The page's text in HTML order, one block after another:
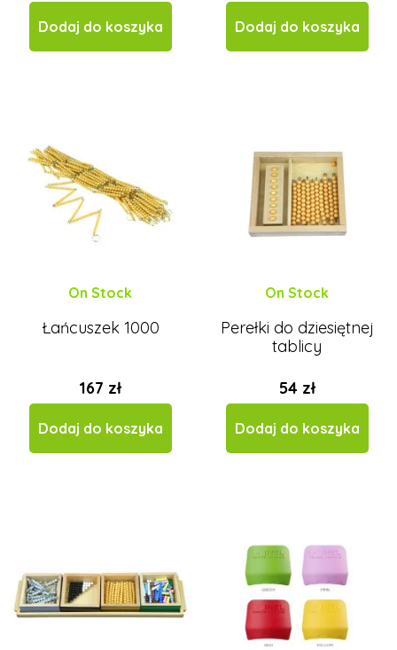
Dodaj do koszyka Dodaj do koszyka
On Stock
Łańcuszek 1000
167 zł
Dodaj do koszyka
On Stock
Perełki do dziesiętnej
tablicy
54 zł
Dodaj do koszyka